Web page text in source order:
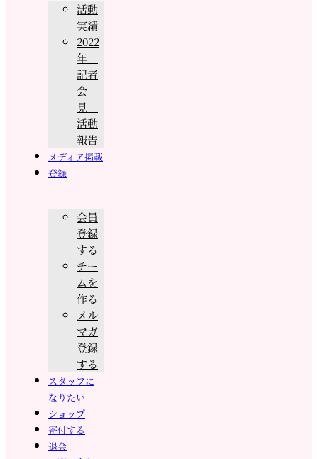
活動
実績
2022
年
記者
会
見
活動
報告
メディア掲載
登録
会員
登録
する
チー
ムを
作る
メル
マガ
登録
する
スタッフに
なりたい
ショップ
寄付する
退会